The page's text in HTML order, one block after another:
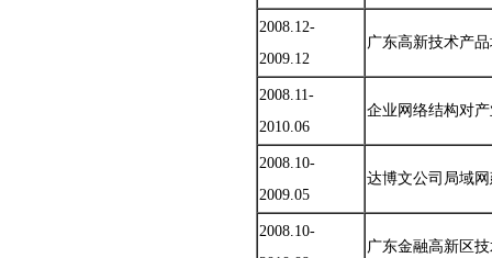
2008.12-
2009.12
广东高新技术产
2008.11-
2010.06
企业网络结构对
2008.10-
2009.05
达博文公司局域
2008.10-
广东金融高新区